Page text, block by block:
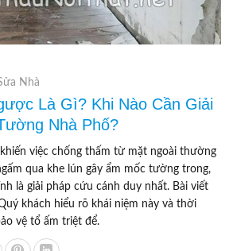
Nhà
Là Gì? Khi Nào Cần Giải
Nhà Phố?
việc chống thấm từ mặt ngoài thường
qua khe lún gây ẩm mốc tường trong,
là giải pháp cứu cánh duy nhất. Bài viết
khách hiểu rõ khái niệm này và thời
vệ tổ ấm triệt để.